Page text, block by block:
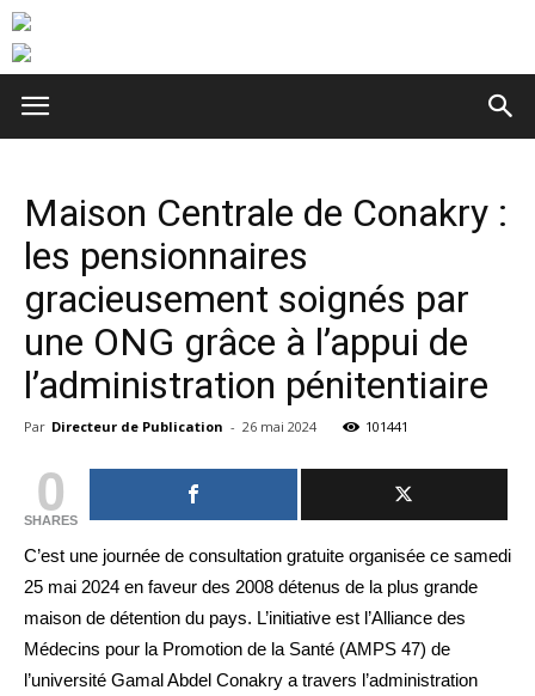
Maison Centrale de Conakry :
les pensionnaires
gracieusement soignés par
une ONG grâce à l’appui de
l’administration pénitentiaire
Par Directeur de Publication - 26 mai 2024 101441
0
SHARES
C’est une journée de consultation gratuite organisée ce samedi
25 mai 2024 en faveur des 2008 détenus de la plus grande
maison de détention du pays. L’initiative est l’Alliance des
Médecins pour la Promotion de la Santé (AMPS 47) de
l’université Gamal Abdel Conakry a travers l’administration